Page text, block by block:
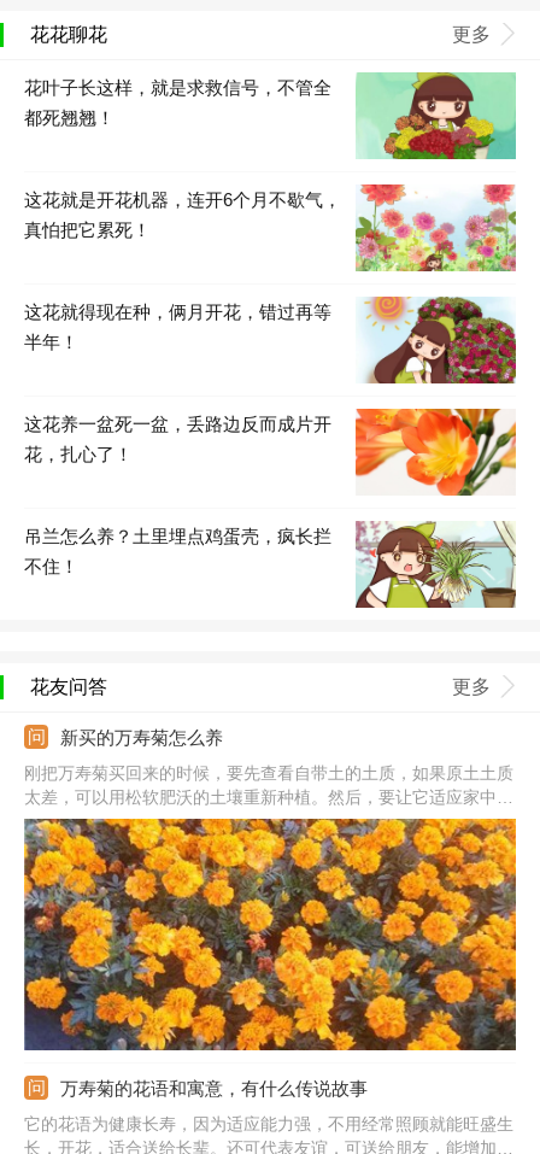
花花聊花 更多
花叶子长这样，就是求救信号，不管全
都死翘翘！
这花就是开花机器，连开6个月不歇气，
真怕把它累死！
这花就得现在种，俩月开花，错过再等
半年！
这花养一盆死一盆，丢路边反而成片开
花，扎心了！
吊兰怎么养？土里埋点鸡蛋壳，疯长拦
不住！
花友问答 更多
新买的万寿菊怎么养
刚把万寿菊买回来的时候，要先查看自带土的土质，如果原土土质
太差，可以用松软肥沃的土壤重新种植。然后，要让它适应家中的
环境，给它15-20℃的温度，通风良好的环境。不要让它接触强烈
的光照，在散射光的照射下就可以良好生长。不要着急浇水，也不
要着急施肥。要等它适应环境后再正常浇水施肥。
万寿菊的花语和寓意，有什么传说故事
它的花语为健康长寿，因为适应能力强，不用经常照顾就能旺盛生
长，开花，适合送给长辈。还可代表友谊，可送给朋友，能增加友